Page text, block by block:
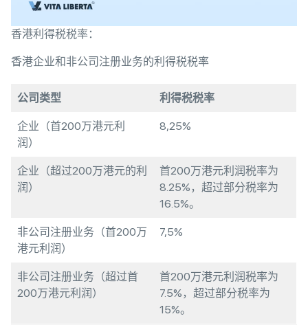
香港利得税税率：
香港企业和非公司注册业务的利得税税率
公司类型 利得税税率
企业（首200万港元利
润）
8,25%
企业（超过200万港元的利
润）
首200万港元利润税率为
8.25%，超过部分税率为
16.5%。
非公司注册业务（首200万
港元利润）
7,5%
非公司注册业务（超过首
200万港元利润）
首200万港元利润税率为
7.5%，超过部分税率为
15%。